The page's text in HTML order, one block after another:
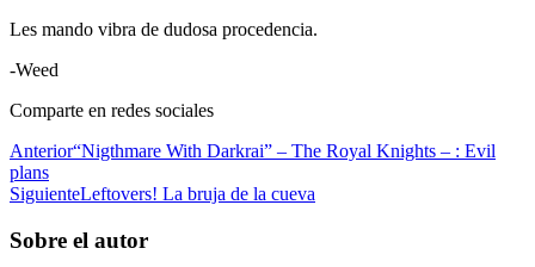
Les mando vibra de dudosa procedencia.
-Weed
Comparte en redes sociales
Anterior“Nigthmare With Darkrai” – The Royal Knights – : Evil
plans
SiguienteLeftovers! La bruja de la cueva
Sobre el autor